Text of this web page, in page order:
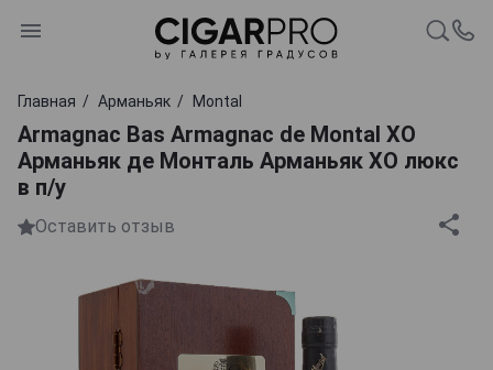
Главная Арманьяк Montal
Armagnac Bas Armagnac de Montal XO
Арманьяк де Монталь Арманьяк ХО люкс
в п/у
Оставить отзыв